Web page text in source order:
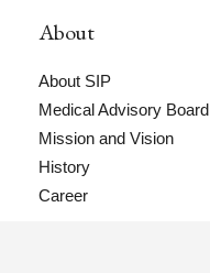
About
About SIP
Medical Advisory Board
Mission and Vision
History
Career